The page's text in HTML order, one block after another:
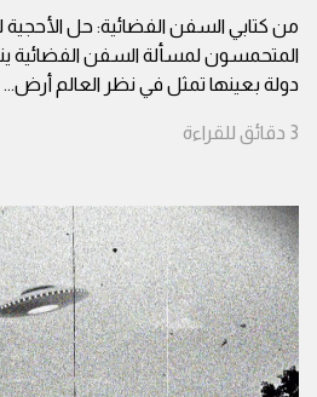
من كتابي السفن الفضائية: حل
المتحمسون لمسألة السفن الفضائية
دولة بعينها تمثل في نظر العالم أرض...
3 دقائق للقراءة